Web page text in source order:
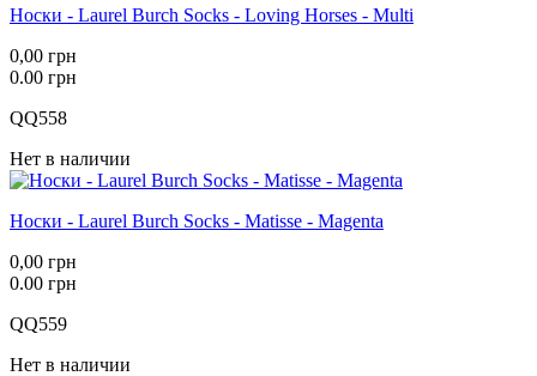
Носки - Laurel Burch Socks - Loving Horses - Multi
0,00 грн
0.00 грн
QQ558
Нет в наличии
Носки - Laurel Burch Socks - Matisse - Magenta
0,00 грн
0.00 грн
QQ559
Нет в наличии